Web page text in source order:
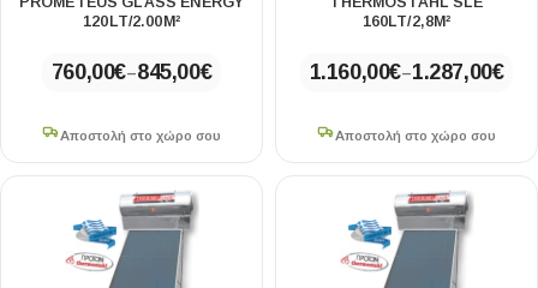
120LT/2.00M²
760,00€–845,00€
Αποστολή στο χώρο σου
160LT/2,8M²
1.160,00€–1.287,00€
Αποστολή στο χώρο σου